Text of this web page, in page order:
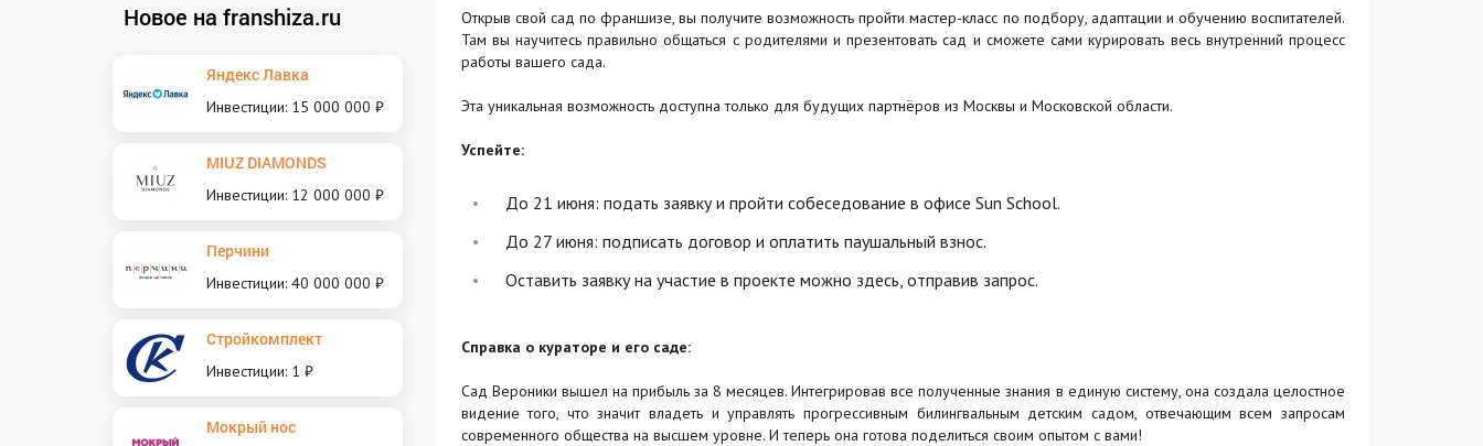
Открыв свой сад по франшизе, вы получите возможность пройти мастер-класс по подбору, адаптации и обучению воспитателей.
Там вы научитесь правильно общаться с родителями и презентовать сад и сможете сами курировать весь внутренний процесс
работы вашего сада.
Эта уникальная возможность доступна только для будущих партнёров из Москвы и Московской области.
Успейте:
До 21 июня: подать заявку и пройти собеседование в офисе Sun School.
До 27 июня: подписать договор и оплатить паушальный взнос.
Оставить заявку на участие в проекте можно здесь, отправив запрос.
Справка о кураторе и его саде:
Сад Вероники вышел на прибыль за 8 месяцев. Интегрировав все полученные знания в единую систему, она создала целостное
видение того, что значит владеть и управлять прогрессивным билингвальным детским садом, отвечающим всем запросам
современного общества на высшем уровне. И теперь она готова поделиться своим опытом с вами!
Новое на franshiza.ru
Яндекс Лавка
Инвестиции: 15 000 000 ₽
MIUZ DIAMONDS
Инвестиции: 12 000 000 ₽
Перчини
Инвестиции: 40 000 000 ₽
Стройкомплект
Инвестиции: 1 ₽
Мокрый нос